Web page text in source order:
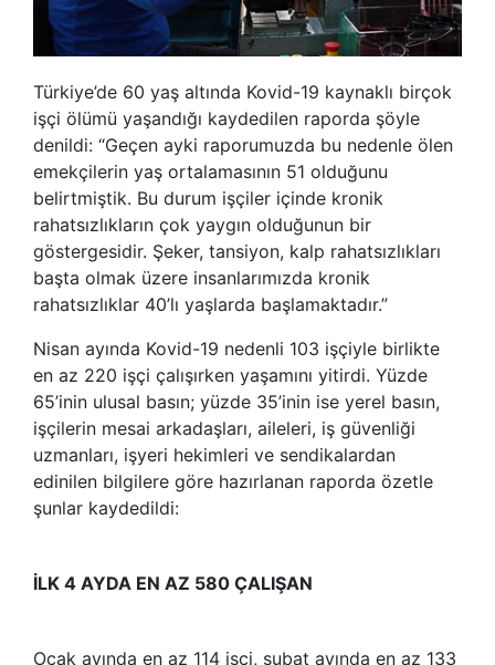
Türkiye’de 60 yaş altında Kovid-19 kaynaklı birçok
işçi ölümü yaşandığı kaydedilen raporda şöyle
denildi: “Geçen ayki raporumuzda bu nedenle ölen
emekçilerin yaş ortalamasının 51 olduğunu
belirtmiştik. Bu durum işçiler içinde kronik
rahatsızlıkların çok yaygın olduğunun bir
göstergesidir. Şeker, tansiyon, kalp rahatsızlıkları
başta olmak üzere insanlarımızda kronik
rahatsızlıklar 40’lı yaşlarda başlamaktadır.”
Nisan ayında Kovid-19 nedenli 103 işçiyle birlikte
en az 220 işçi çalışırken yaşamını yitirdi. Yüzde
65’inin ulusal basın; yüzde 35’inin ise yerel basın,
işçilerin mesai arkadaşları, aileleri, iş güvenliği
uzmanları, işyeri hekimleri ve sendikalardan
edinilen bilgilere göre hazırlanan raporda özetle
şunlar kaydedildi:
İLK 4 AYDA EN AZ 580 ÇALIŞAN
Ocak ayında en az 114 işçi, şubat ayında en az 133